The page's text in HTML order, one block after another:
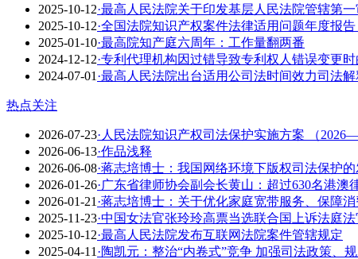
2025-10-12·​最高人民法院关于印发基层人民法院管辖第
2025-10-12·全国法院知识产权案件法律适用问题年度报
2025-01-10·最高院知产庭六周年：工作量翻两番
2024-12-12·专利代理机构因过错导致专利权人错误变更
2024-07-01 ·最高人民法院出台适用公司法时间效力司法解
热点关注
2026-07-23·人民法院知识产权司法保护实施方案 （
2026-06-13·作品浅释
2026-06-08·蒋志培博士：我国网络环境下版权司法保护的
2026-01-26·广东省律师协会副会长黄山：超过630名港澳
2026-01-21 ·蒋志培博士：关于优化家庭宽带服务、保障
2025-11-23·中国女法官张玲玲高票当选联合国上诉法庭法
2025-10-12·​最高人民法院发布互联网法院案件管辖规定
2025-04-11 ·​陶凯元：整治“内卷式”竞争 加强司法政策、